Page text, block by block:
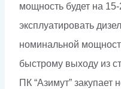
мощность будет на
эксплуатировать
номинальной
быстрому выходу из
ПК “Азимут”